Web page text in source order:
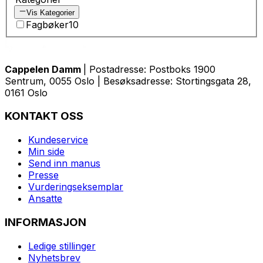
Vis Kategorier
Fagbøker10
Cappelen Damm
| Postadresse: Postboks 1900
Sentrum, 0055 Oslo | Besøksadresse: Stortingsgata 28,
0161 Oslo
KONTAKT OSS
Kundeservice
Min side
Send inn manus
Presse
Vurderingseksemplar
Ansatte
INFORMASJON
Ledige stillinger
Nyhetsbrev